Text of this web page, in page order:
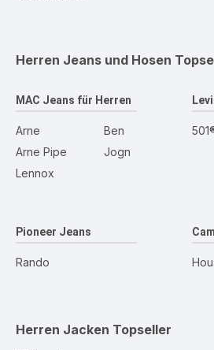
Herren Jeans und Hosen
MAC Jeans für Herren
Arne
Arne Pipe
Lennox
Ben
Jogn
Pioneer Jeans
Rando
Herren Jacken Topseller